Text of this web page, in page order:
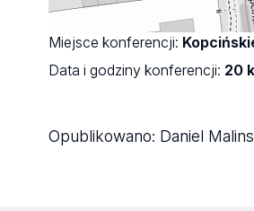
Miejsce konferencji:
Data i godziny konferencji: 20
Opublikowano: Daniel